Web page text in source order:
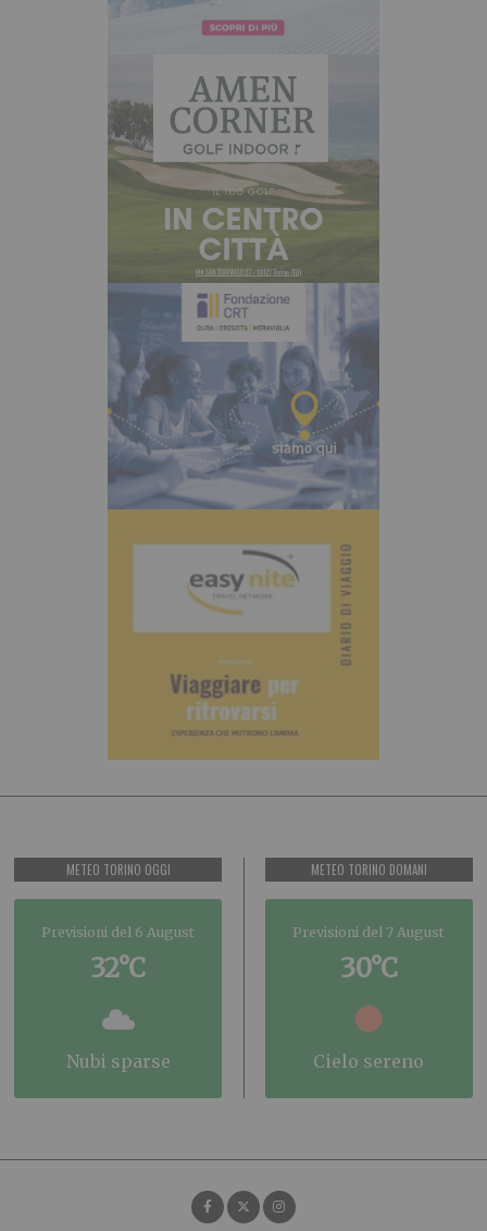
METEO TORINO OGGI
Previsioni del 6 August
32°C
nubi sparse
METEO TORINO DOMANI
Previsioni del 7 August
30°C
cielo sereno